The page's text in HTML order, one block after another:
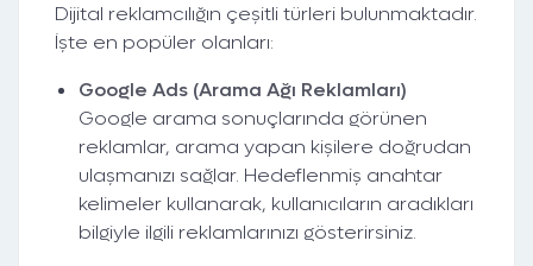
Dijital reklamcılığın çeşitli türleri bulunmaktadır.
İşte en popüler olanları:
Google Ads (Arama Ağı Reklamları)
Google arama sonuçlarında görünen
reklamlar, arama yapan kişilere doğrudan
ulaşmanızı sağlar. Hedeflenmiş anahtar
kelimeler kullanarak, kullanıcıların aradıkları
bilgiyle ilgili reklamlarınızı gösterirsiniz.